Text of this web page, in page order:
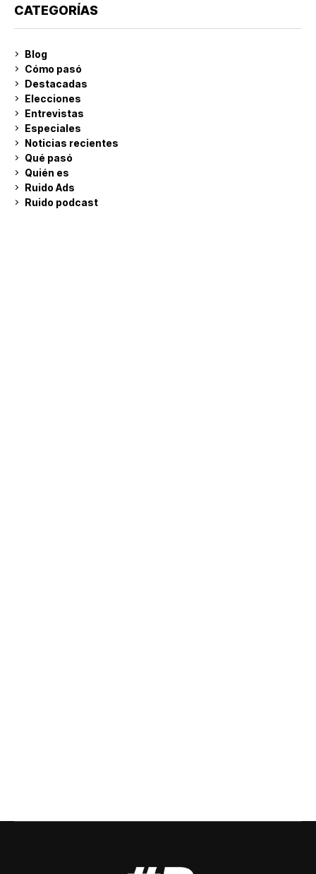
CATEGORÍAS
Blog
Cómo pasó
Destacadas
Elecciones
Entrevistas
Especiales
Noticias recientes
Qué pasó
Quién es
Ruido Ads
Ruido podcast